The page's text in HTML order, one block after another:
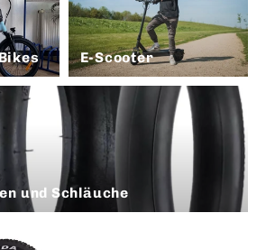
E-Scooter
und Schläuche